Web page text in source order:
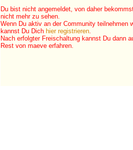
Du bist nicht angemeldet, von daher
nicht mehr zu sehen.
Wenn Du aktiv an der Community teilnehmen
kannst Du Dich hier registrieren.
Nach erfolgter Freischaltung kannst Du dann
Rest von maeve erfahren.